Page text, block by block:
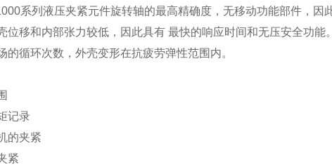
系列液压夹紧元件旋转轴的最高精确度，无移动功能部件，因
位移和内部张力较低，因此具有 最快的响应时间和无压安全功能。
的循环次数，外壳变形在抗疲劳弹性范围内。
记录
的夹紧
紧